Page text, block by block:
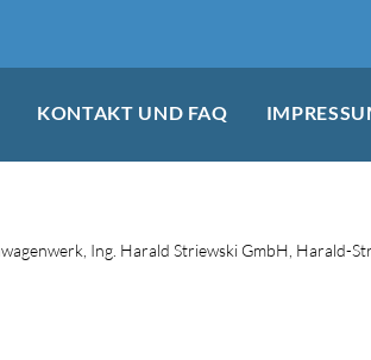
KONTAKT UND FAQ
Ing. Harald Striewski GmbH, Harald-